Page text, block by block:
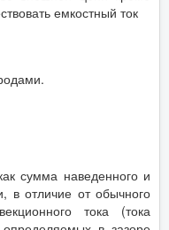
емкостный ток
сумма наведенного и
в отличие от обычного
тока (тока